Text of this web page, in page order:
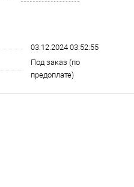
03.12.2024 03:52:55
Под заказ (по
предоплате)